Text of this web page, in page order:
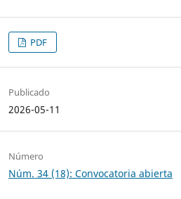
PDF
Publicado
2026-05-11
Número
Núm. 34 (18): Convocatoria abierta